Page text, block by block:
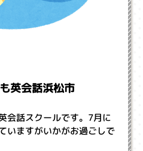
英会話浜松市
会話スクールです。7月に
いますがいかがお過ごしで